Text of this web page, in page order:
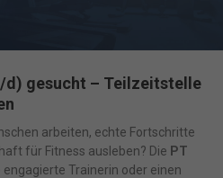
gesucht – Teilzeitstelle
arbeiten, echte Fortschritte
für Fitness ausleben? Die PT
engagierte Trainerin oder einen